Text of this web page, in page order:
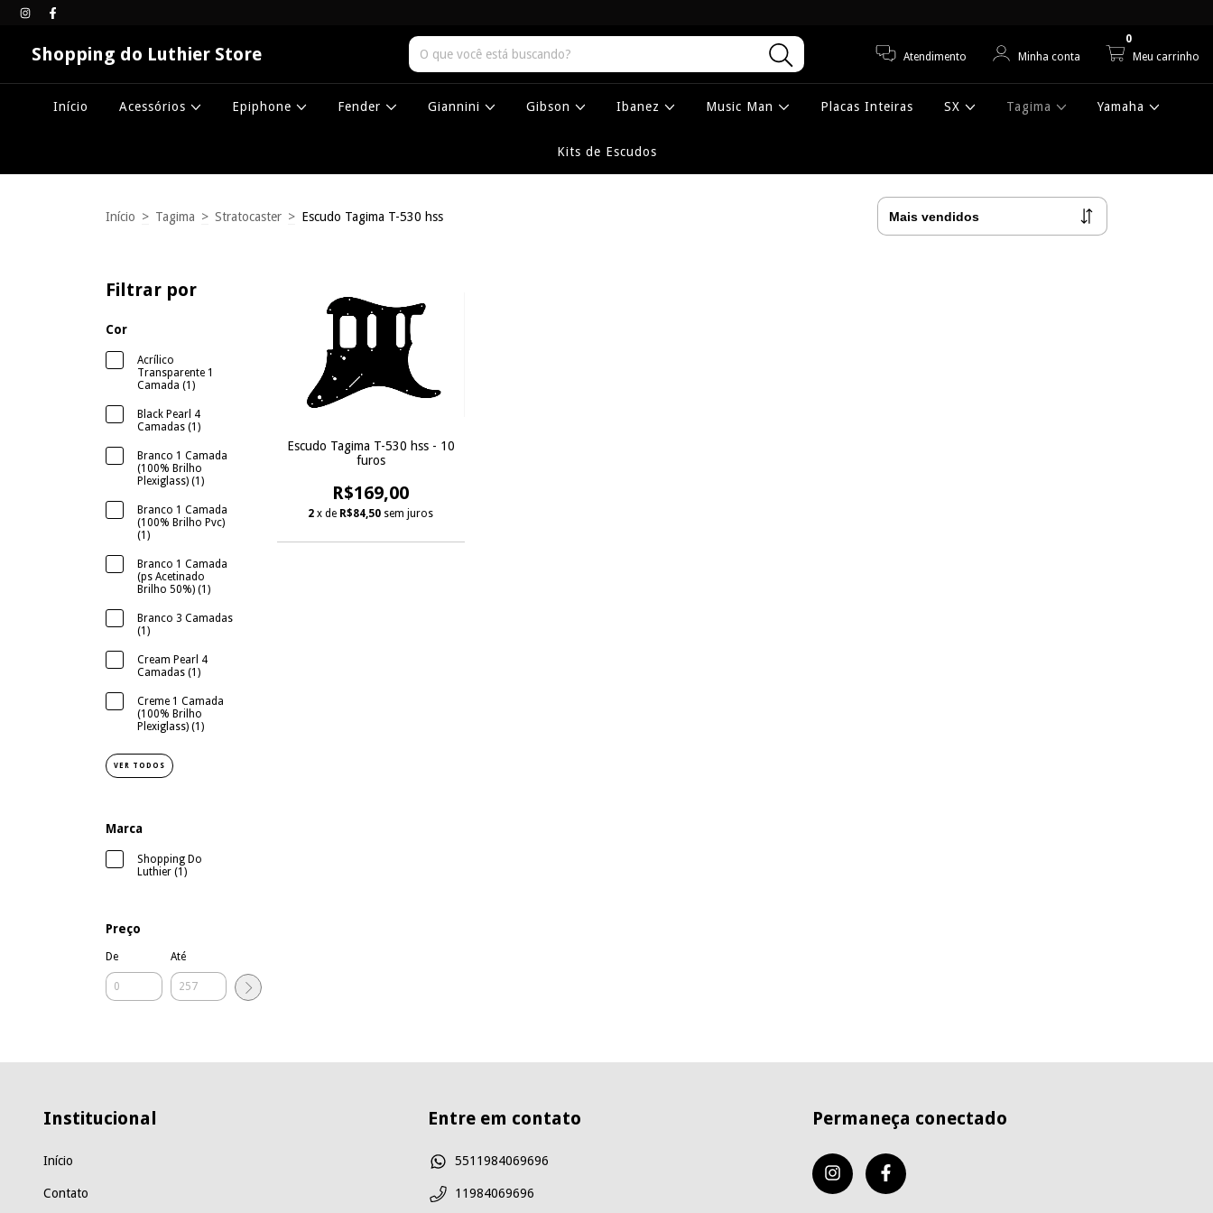
Shopping do Luthier Store Atendimento Minha conta Meu carrinho
0
Início Acessórios Epiphone Fender Giannini Gibson Ibanez Music Man Placas Inteiras SX Tagima Yamaha
Kits de Escudos
Início > Tagima > Stratocaster > Escudo Tagima T-530 hss
Filtrar por
Cor
Acrílico
Transparente 1
Camada (1)
Black Pearl 4
Camadas (1)
Branco 1 Camada
(100% Brilho
Plexiglass) (1)
Branco 1 Camada
(100% Brilho Pvc)
(1)
Branco 1 Camada
(ps Acetinado
Brilho 50%) (1)
Branco 3 Camadas
(1)
Cream Pearl 4
Camadas (1)
Creme 1 Camada
(100% Brilho
Plexiglass) (1)
VER TODOS
Marca
Shopping Do
Luthier (1)
Preço
De Até
Escudo Tagima T-530 hss - 10
furos
R$169,00
2 x de R$84,50 sem juros
Institucional
Início
Contato
Entre em contato
5511984069696
11984069696
Permaneça conectado